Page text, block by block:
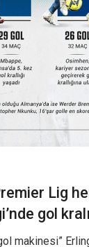
Lig
gol kralı
makinesi”